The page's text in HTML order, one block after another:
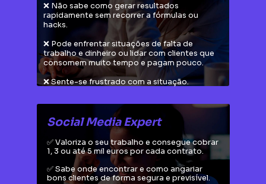
✅ Valoriza o seu trabalho e consegue cobrar
1, 3 ou até 5 mil euros por cada contrato.
✅ Sabe onde encontrar e como angariar
bons clientes de forma segura e previsível.
Social Media Expert
❌ Não sabe como gerar resultados
rapidamente sem recorrer a fórmulas ou
hacks.
❌ Pode enfrentar situações de falta de
trabalho e dinheiro ou lidar com clientes que
consomem muito tempo e pagam pouco.
❌ Sente-se frustrado com a situação.